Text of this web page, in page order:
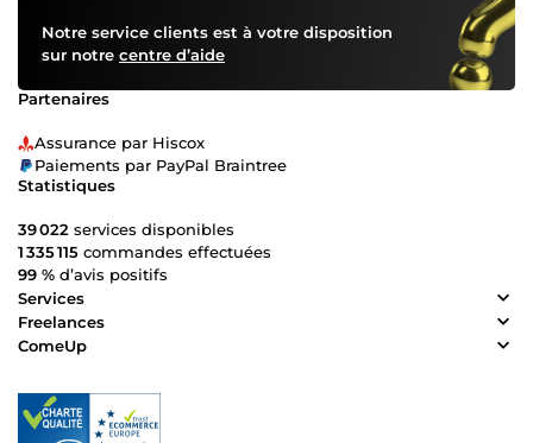
Notre service clients est à votre disposition
sur notre centre d’aide
Partenaires
Assurance par Hiscox
Paiements par PayPal Braintree
Statistiques
39 022 services disponibles
1 335 115 commandes effectuées
99 % d’avis positifs
Services
Freelances
ComeUp